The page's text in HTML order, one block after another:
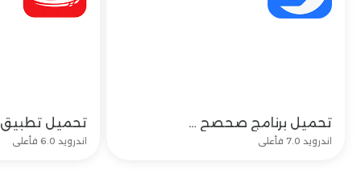
تحميل برنامج صحصح وتحديث Sahseh app للموبايل اخر اصدار
اندرويد 7.0 فأعلى اندرويد 6.0 فأعلى